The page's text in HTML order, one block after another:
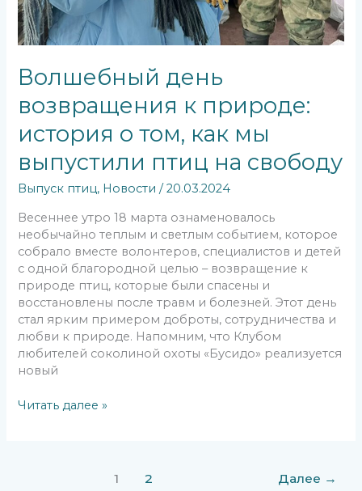
Волшебный день
возвращения к природе:
история о том, как мы
выпустили птиц на свободу
Выпуск птиц, Новости /20.03.2024
Весеннее утро 18 марта ознаменовалось
необычайно теплым и светлым событием, которое
собрало вместе волонтеров, специалистов и детей
с одной благородной целью – возвращение к
природе птиц, которые были спасены и
восстановлены после травм и болезней. Этот день
стал ярким примером доброты, сотрудничества и
любви к природе. Напомним, что Клубом
любителей соколиной охоты «Бусидо» реализуется
новый
Читать далее »
1 2 Далее →